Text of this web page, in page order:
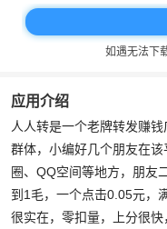
如遇无法下
应用介绍
人人转是一个老牌转发赚
群体，小编好几个朋友在
圈、QQ空间等地方，朋友
到1毛，一个点击0.05元，
很实在，零扣量，上分很